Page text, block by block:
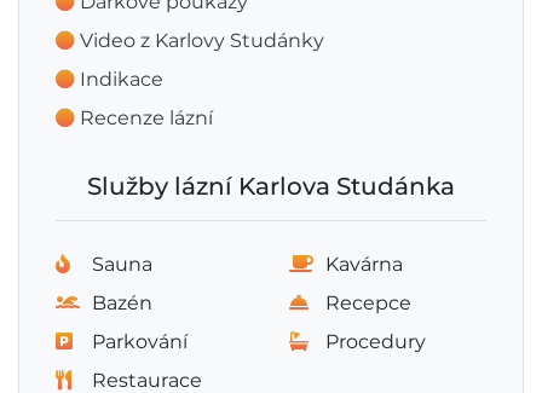
Video z Karlovy Studánky
Indikace
Recenze lázní
Služby lázní Karlova Studánka
Sauna
Kavárna
Bazén
Recepce
Parkování
Procedury
Restaurace